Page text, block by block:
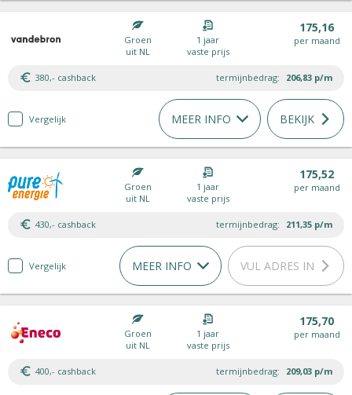
Groen
uit NL
1 jaar
vaste prijs
175,16
per maand
380,- cashback termijnbedrag: 206,83 p/m
Vergelijk MEER INFO BEKIJK
Groen
uit NL
1 jaar
vaste prijs
175,52
per maand
430,- cashback termijnbedrag: 211,35 p/m
Vergelijk MEER INFO VUL ADRES IN
Groen
uit NL
1 jaar
vaste prijs
175,70
per maand
400,- cashback termijnbedrag: 209,03 p/m